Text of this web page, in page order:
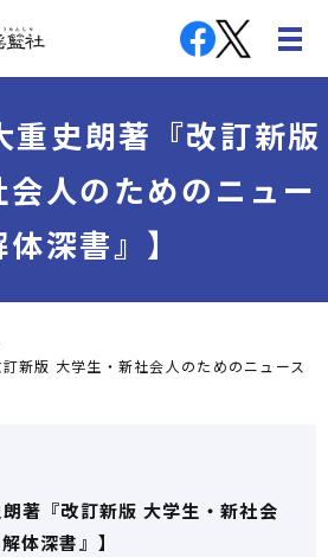
重史朗著『改訂新版
人のためのニュー
深書』】
新版 大学生・新社会人のためのニュース
著『改訂新版 大学生・新社会
体深書』】